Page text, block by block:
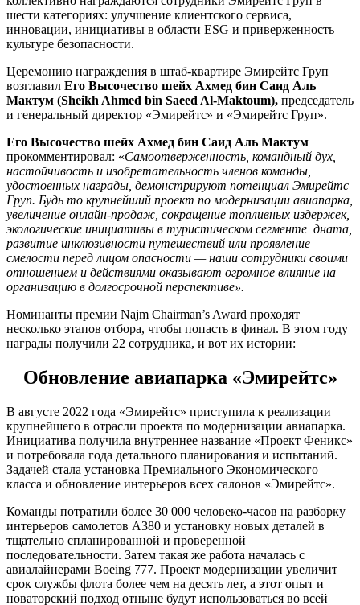
шести категориях: улучшение клиентского сервиса,
инновации, инициативы в области ESG и приверженность
культуре безопасности.
Церемонию награждения в штаб-квартире Эмирейтс Груп
возглавил Его Высочество шейх Ахмед бин Саид Аль
Мактум (Sheikh Ahmed bin Saeed Al-Maktoum), председатель
и генеральный директор «Эмирейтс» и «Эмирейтс Груп».
Его Высочество шейх Ахмед бин Саид Аль Мактум
прокомментировал: «Самоотверженность, командный дух,
настойчивость и изобретательность членов команды,
удостоенных награды, демонстрируют потенциал Эмирейтс
Груп. Будь то крупнейший проект по модернизации авиапарка,
увеличение онлайн-продаж, сокращение топливных издержек,
экологические инициативы в туристическом сегменте дната,
развитие инклюзивности путешествий или проявление
смелости перед лицом опасности — наши сотрудники своими
отношением и действиями оказывают огромное влияние на
организацию в долгосрочной перспективе».
Номинанты премии Najm Chairman’s Award проходят
несколько этапов отбора, чтобы попасть в финал. В этом году
награды получили 22 сотрудника, и вот их истории:
Обновление авиапарка «Эмирейтс»
В августе 2022 года «Эмирейтс» приступила к реализации
крупнейшего в отрасли проекта по модернизации авиапарка.
Инициатива получила внутреннее название «Проект Феникс»
и потребовала года детального планирования и испытаний.
Задачей стала установка Премиального Экономического
класса и обновление интерьеров всех салонов «Эмирейтс».
Команды потратили более 30 000 человеко-часов на разборку
интерьеров самолетов A380 и установку новых деталей в
тщательно спланированной и проверенной
последовательности. Затем такая же работа началась с
авиалайнерами Boeing 777. Проект модернизации увеличит
срок службы флота более чем на десять лет, а этот опыт и
новаторский подход отныне будут использоваться во всей